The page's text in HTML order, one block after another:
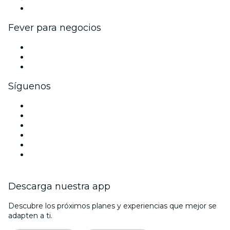
Fever para negocios
Síguenos
Descarga nuestra app
Descubre los próximos planes y experiencias que mejor se
adapten a ti.